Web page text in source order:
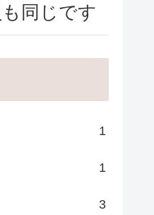
同じです
1
1
3